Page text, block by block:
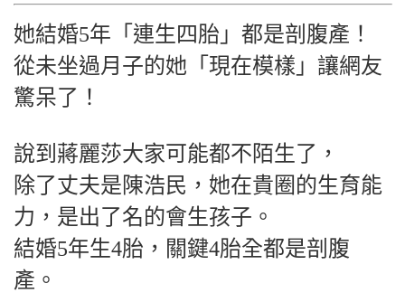
她結婚5年「連生四胎」都是剖腹產！
從未坐過月子的她「現在模樣」讓網友
驚呆了！
說到蔣麗莎大家可能都不陌生了，
除了丈夫是陳浩民，她在貴圈的生育能
力，是出了名的會生孩子。
結婚5年生4胎，關鍵4胎全都是剖腹
產。